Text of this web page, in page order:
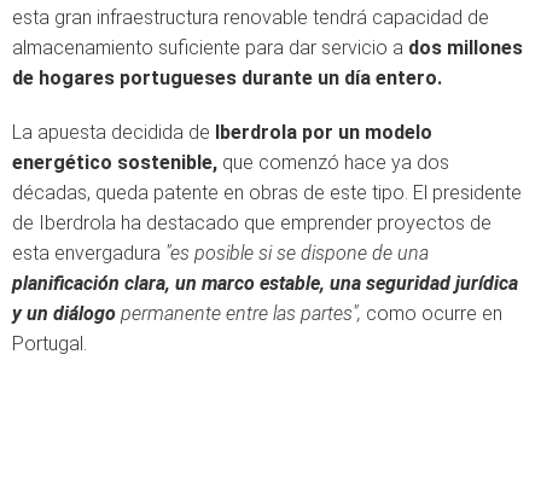
esta gran infraestructura renovable tendrá capacidad de
almacenamiento suficiente para dar servicio a dos millones
de hogares portugueses durante un día entero.
La apuesta decidida de Iberdrola por un modelo
energético sostenible, que comenzó hace ya dos
décadas, queda patente en obras de este tipo. El presidente
de Iberdrola ha destacado que emprender proyectos de
esta envergadura "es posible si se dispone de una
planificación clara, un marco estable, una seguridad jurídica
y un diálogo permanente entre las partes", como ocurre en
Portugal.